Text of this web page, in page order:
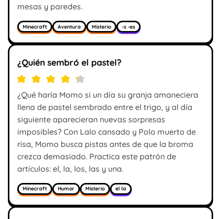
mesas y paredes.
Minecraft Aventura Misterio -s -es
¿Quién sembró el pastel?
¿Qué haría Momo si un día su granja amaneciera
llena de pastel sembrado entre el trigo, y al día
siguiente aparecieran nuevas sorpresas
imposibles? Con Lalo cansado y Polo muerto de
risa, Momo busca pistas antes de que la broma
crezca demasiado. Practica este patrón de
artículos: el, la, los, las y una.
Minecraft Humor Misterio el la